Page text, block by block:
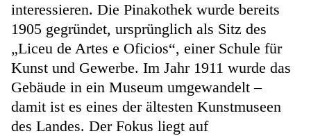
interessieren. Die Pinakothek wurde bereits
1905 gegründet, ursprünglich als Sitz des
„Liceu de Artes e Oficios“, einer Schule für
Kunst und Gewerbe. Im Jahr 1911 wurde das
Gebäude in ein Museum umgewandelt –
damit ist es eines der ältesten Kunstmuseen
des Landes. Der Fokus liegt auf